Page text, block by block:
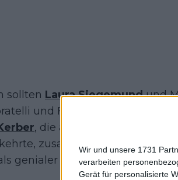
Wir und unsere 1731
verarbeiten
Gerät für personalisierte
sollten Laura Siegemundund
und Flavio Cobolli
, die an ihrem ersten Tag
zusammen mit
genialer Schachzug.